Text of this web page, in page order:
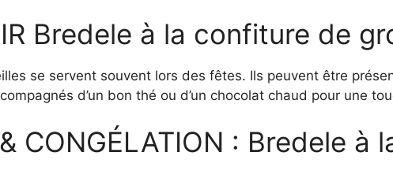
Bredele à la confiture de
se servent souvent lors des fêtes. Ils peuvent être
d’un bon thé ou d’un chocolat chaud pour une
CONGÉLATION : Bredele à